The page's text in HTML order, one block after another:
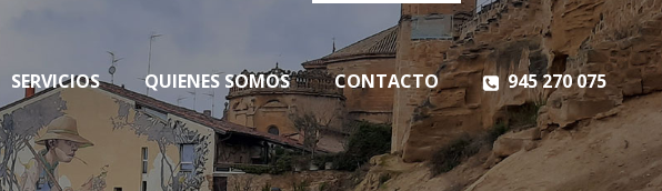
SERVICIOS QUIENES SOMOS CONTACTO 945 270 075